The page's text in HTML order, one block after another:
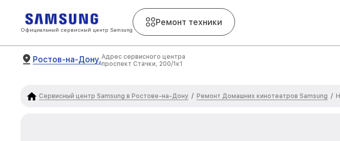
Официальный сервисный центр Samsung
Ремонт техники
Ростов-на-Дону,Адрес сервисного центра
проспект Стачки, 200/1к1
Сервисный центр Samsung в Ростове-на-Дону / Ремонт Домашних кинотеатров Samsung /